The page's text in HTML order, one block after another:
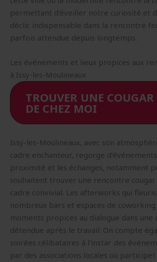
permettant d’éveiller notre curiosité et
déclic indispensable dans la rencontre
parfois attendue depuis longtemps.
Les événements et lieux propices aux
à Issy-les-Moulineaux
TROUVER UNE COUGAR
DE CHEZ MOI
Issy-les-Moulineaux, avec son
cadre enchanteur, regorge
proximité et les échanges, notamment
souhaitent trouver une rencontre cougar
cadre convivial. Les afterworks qui
nombreux bars et espaces de
moments propices au dialogue dans une
détendue après le travail. On compte
soirées célibataires à l’instar des
par des associations locales où